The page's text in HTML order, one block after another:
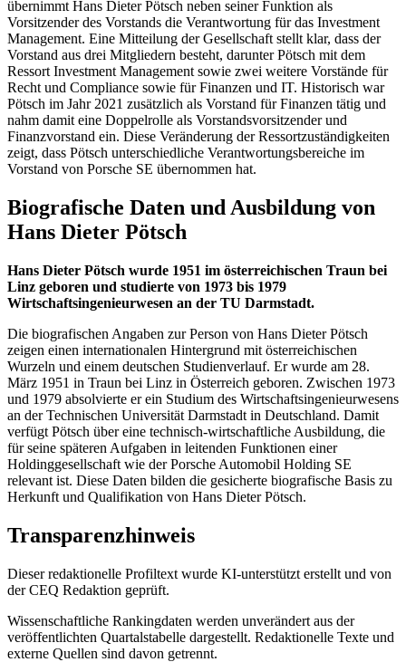
übernimmt Hans Dieter Pötsch neben seiner Funktion als
Vorsitzender des Vorstands die Verantwortung für das Investment
Management. Eine Mitteilung der Gesellschaft stellt klar, dass der
Vorstand aus drei Mitgliedern besteht, darunter Pötsch mit dem
Ressort Investment Management sowie zwei weitere Vorstände für
Recht und Compliance sowie für Finanzen und IT. Historisch war
Pötsch im Jahr 2021 zusätzlich als Vorstand für Finanzen tätig und
nahm damit eine Doppelrolle als Vorstandsvorsitzender und
Finanzvorstand ein. Diese Veränderung der Ressortzuständigkeiten
zeigt, dass Pötsch unterschiedliche Verantwortungsbereiche im
Vorstand von Porsche SE übernommen hat.
Biografische Daten und Ausbildung von
Hans Dieter Pötsch
Hans Dieter Pötsch wurde 1951 im österreichischen Traun bei
Linz geboren und studierte von 1973 bis 1979
Wirtschaftsingenieurwesen an der TU Darmstadt.
Die biografischen Angaben zur Person von Hans Dieter Pötsch
zeigen einen internationalen Hintergrund mit österreichischen
Wurzeln und einem deutschen Studienverlauf. Er wurde am 28.
März 1951 in Traun bei Linz in Österreich geboren. Zwischen 1973
und 1979 absolvierte er ein Studium des Wirtschaftsingenieurwesens
an der Technischen Universität Darmstadt in Deutschland. Damit
verfügt Pötsch über eine technisch-wirtschaftliche Ausbildung, die
für seine späteren Aufgaben in leitenden Funktionen einer
Holdinggesellschaft wie der Porsche Automobil Holding SE
relevant ist. Diese Daten bilden die gesicherte biografische Basis zu
Herkunft und Qualifikation von Hans Dieter Pötsch.
Transparenzhinweis
Dieser redaktionelle Profiltext wurde KI-unterstützt erstellt und von
der CEQ Redaktion geprüft.
Wissenschaftliche Rankingdaten werden unverändert aus der
veröffentlichten Quartalstabelle dargestellt. Redaktionelle Texte und
externe Quellen sind davon getrennt.